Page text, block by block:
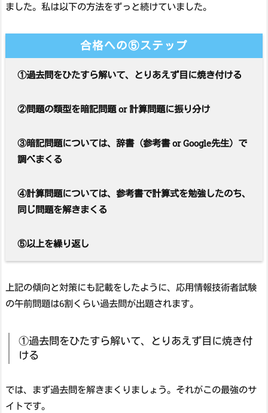
ました。私は以下の方法をずっと続けていました。
合格への⑤ステップ
①過去問をひたすら解いて、とりあえず目に焼き付ける
②問題の類型を暗記問題 or 計算問題に振り分け
③暗記問題については、辞書（参考書 or Google先生）で
調べまくる
④計算問題については、参考書で計算式を勉強したのち、
同じ問題を解きまくる
⑤以上を繰り返し
上記の傾向と対策にも記載をしたように、応用情報技術者試験
の午前問題は6割くらい過去問が出題されます。
①過去問をひたすら解いて、とりあえず目に焼き付
ける
では、まず過去問を解きまくりましょう。それがこの最強のサ
イトです。